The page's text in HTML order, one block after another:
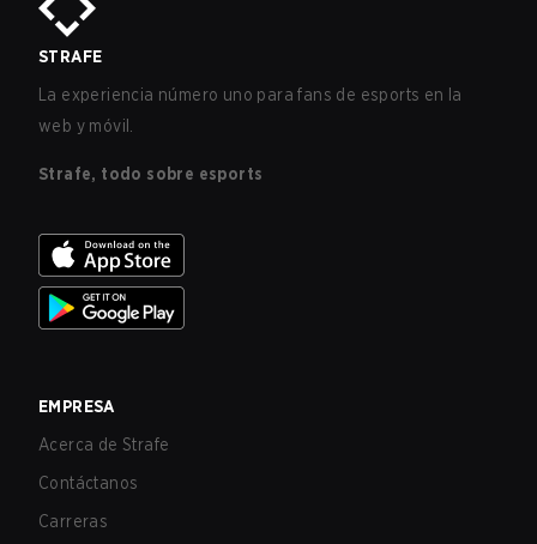
STRAFE
La experiencia número uno para fans de esports en la
web y móvil.
Strafe, todo sobre esports
EMPRESA
Acerca de Strafe
Contáctanos
Carreras